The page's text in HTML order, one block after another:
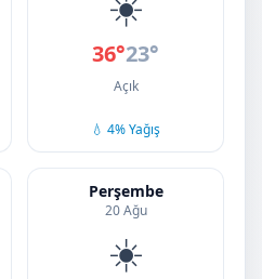
36°23°
Açık
💧 4% Yağış
Perşembe
20 Ağu
☀️